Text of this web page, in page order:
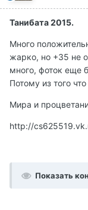
Танибата 2015.
Много
жарко, но +35 не
много, фоток еще
Потому из того
Мира и
http://
Показать